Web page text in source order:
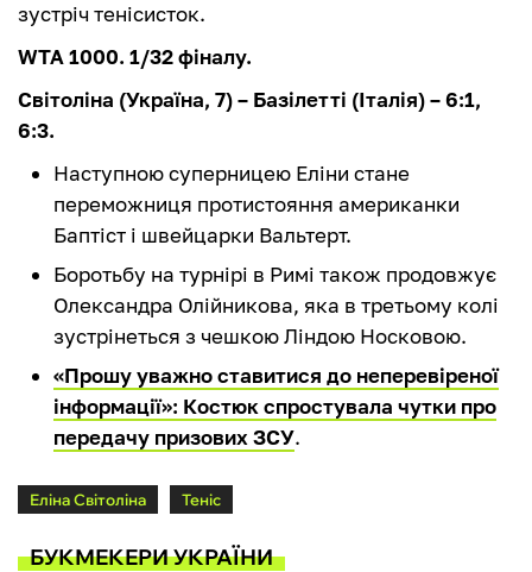
зустріч тенісисток.
WTA 1000. 1/32 фіналу.
Світоліна (Україна, 7) – Базілетті (Італія) – 6:1,
6:3.
Наступною суперницею Еліни стане
переможниця протистояння американки
Баптіст і швейцарки Вальтерт.
Боротьбу на турнірі в Римі також продовжує
Олександра Олійникова, яка в третьому колі
зустрінеться з чешкою Ліндою Носковою.
«Прошу уважно ставитися до неперевіреної
інформації»: Костюк спростувала чутки про
передачу призових ЗСУ.
Еліна Світоліна Теніс
БУКМЕКЕРИ УКРАЇНИ